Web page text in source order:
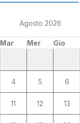
Agosto 2026
Mar Mer Gio
4 5 6
11 12 13